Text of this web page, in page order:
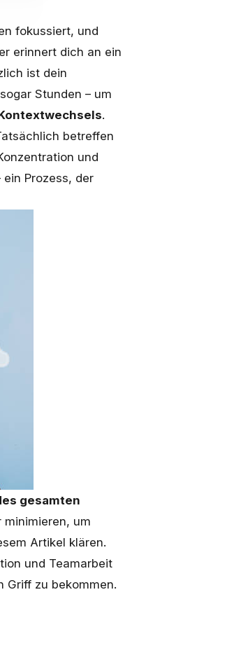
fokussiert, und
erinnert dich an ein
ist dein
Stunden – um
.
betreffen
und
Prozess, der
gesamten
minimieren, um
Artikel klären.
und Teamarbeit
Griff zu bekommen.